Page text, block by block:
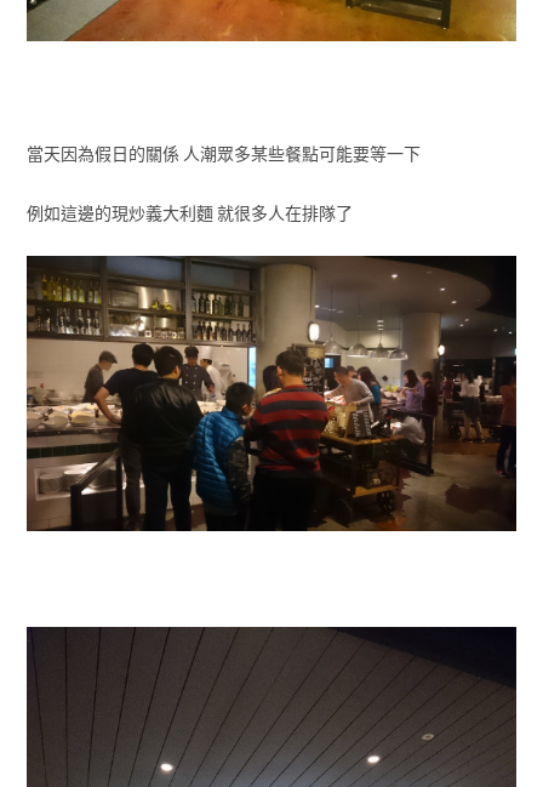
當天因為假日的關係 人潮眾多某些餐點可能要等一下
例如這邊的現炒義大利麵 就很多人在排隊了